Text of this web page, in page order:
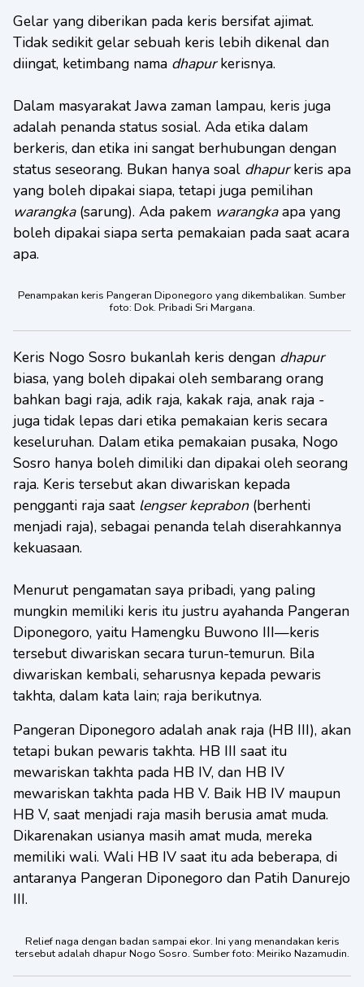
Gelar yang diberikan pada keris bersifat ajimat.
Tidak sedikit gelar sebuah keris lebih dikenal dan
diingat, ketimbang nama dhapurkerisnya.
Dalam masyarakat Jawa zaman lampau, keris juga
adalah penanda status sosial. Ada etika dalam
berkeris, dan etika ini sangat berhubungan dengan
status seseorang. Bukan hanya soal dhapurkeris apa
yang boleh dipakai siapa, tetapi juga pemilihan
warangka(sarung). Ada pakem warangkaapa yang
boleh dipakai siapa serta pemakaian pada saat acara
apa.
Penampakan keris Pangeran Diponegoro yang dikembalikan. Sumber
foto: Dok. Pribadi Sri Margana.
Keris Nogo Sosro bukanlah keris dengan dhapur
biasa, yang boleh dipakai oleh sembarang orang
bahkan bagi raja, adik raja, kakak raja, anak raja -
juga tidak lepas dari etika pemakaian keris secara
keseluruhan. Dalam etika pemakaian pusaka, Nogo
Sosro hanya boleh dimiliki dan dipakai oleh seorang
raja. Keris tersebut akan diwariskan kepada
pengganti raja saat lengser keprabon(berhenti
menjadi raja), sebagai penanda telah diserahkannya
kekuasaan.
Menurut pengamatan saya pribadi, yang paling
mungkin memiliki keris itu justru ayahanda Pangeran
Diponegoro, yaitu Hamengku Buwono III—keris
tersebut diwariskan secara turun-temurun. Bila
diwariskan kembali, seharusnya kepada pewaris
takhta, dalam kata lain; raja berikutnya.
Pangeran Diponegoro adalah anak raja (HB III), akan
tetapi bukan pewaris takhta. HB III saat itu
mewariskan takhta pada HB IV, dan HB IV
mewariskan takhta pada HB V. Baik HB IV maupun
HB V, saat menjadi raja masih berusia amat muda.
Dikarenakan usianya masih amat muda, mereka
memiliki wali. Wali HB IV saat itu ada beberapa, di
antaranya Pangeran Diponegoro dan Patih Danurejo
III.
Relief naga dengan badan sampai ekor. Ini yang menandakan keris
tersebut adalah dhapur Nogo Sosro. Sumber foto: Meiriko Nazamudin.